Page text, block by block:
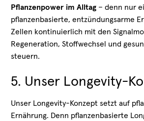
Pflanzenpower im Alltag – denn nur
pflanzenbasierte, entzündungsarme
Zellen kontinuierlich mit den
Regeneration, Stoffwechsel und
steuern.
5. Unser Longevity-
Unser Longevity-Konzept setzt auf
Ernährung. Denn pflanzenbasierte